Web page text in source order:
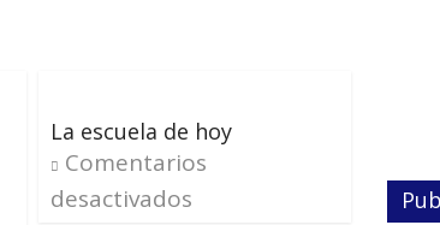
La escuela de hoy
Comentarios
desactivados